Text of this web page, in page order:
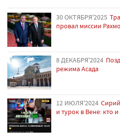
30 ОКТЯБРЯ'2025
провал миссии
8 ДЕКАБРЯ'2024
режима Асада
12 ИЮЛЯ'2024
и турок в Вене: кто и